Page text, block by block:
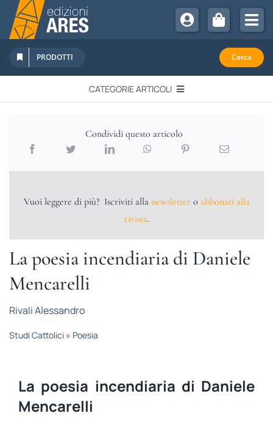
Salta
contenuto
Chi Siamo
Sostienici
Abbonamenti
Newsletter
Libri Ares
PRODOTTI Cerca
CATEGORIE ARTICOLI
QUADERNI MONOGRAFICI
RECENSIONI
Condividi questo articolo
Vuoi leggere di più? Iscriviti alla newslettero abbonati alla
rivista.
La poesia incendiaria di Daniele
Mencarelli
Rivali Alessandro
Studi Cattolici» Poesia
La poesia incendiaria di Daniele
Mencarelli